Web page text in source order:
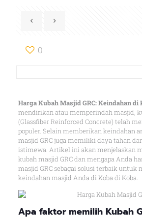
0
Harga Kubah Masjid GRC: Keindahan di
mendirikan atau memperindah masjid,
(Glassfiber Reinforced Concrete) telah
populer. Selain memberikan keindahan
masjid GRC juga memiliki daya tahan
istimewa. Artikel ini akan menjelaskan
kubah masjid GRC dan mengapa Anda
masjid GRC sebagai solusi terbaik untuk
keindahan masjid Anda di Koba di Koba.
Apa faktor memilih Kubah